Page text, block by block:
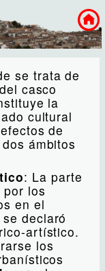
se trata de
casco
la
cultural
de
ámbitos
: La parte
los
en el
declaró
artístico.
los